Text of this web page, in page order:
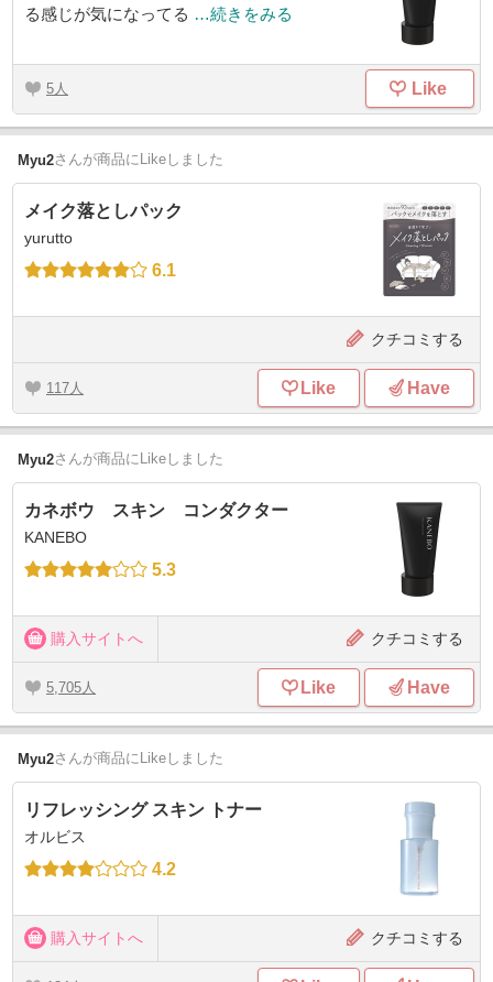
る感じが気になってる …続きをみる
5 Like
Myu2さんが商品にLikeしました
メイク落としパック
yurutto
6.1
クチコミする
117 Like Have
Myu2さんが商品にLikeしました
カネボウ スキン コンダクター
KANEBO
5.3
購入サイトへ クチコミする
5,705 Like Have
Myu2さんが商品にLikeしました
リフレッシング スキン トナー
オルビス
4.2
購入サイトへ クチコミする